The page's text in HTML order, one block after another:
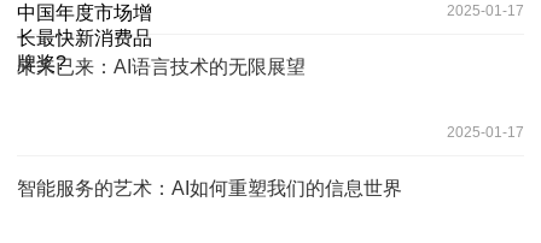
2025-01-17
未来已来：AI语言技术的无限展望
2025-01-17
智能服务的艺术：AI如何重塑我们的信息世界